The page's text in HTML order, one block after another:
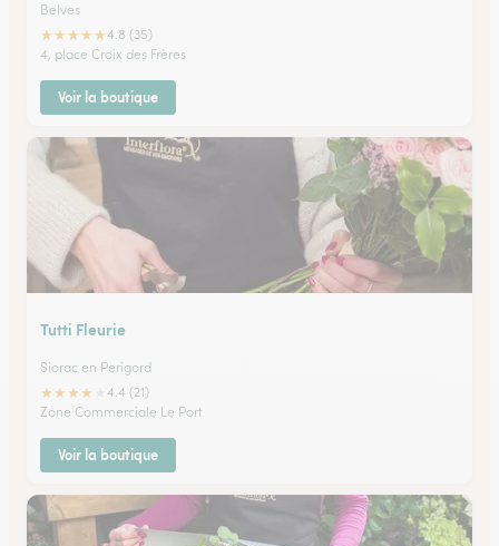
Belves
★★★★★4.8 (35)
4, place Croix des Frères
Voir la boutique
Tutti Fleurie
Siorac en Perigord
★★★★
4.4 (21)
Zone Commerciale Le Port
Voir la boutique